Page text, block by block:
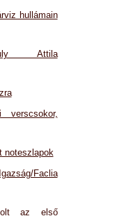
hullámain
Attila
verscsokor,
noteszlapok
Faclia
az első